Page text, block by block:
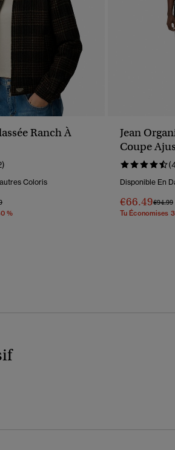
Ranch À
Coloris
De
À
%
Jean
Coupe
Disponible En
€66.49Prix
€94.99À
Tu Économises